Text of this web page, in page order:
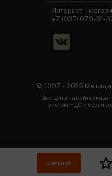
Каталог
© 1997 - 2025
Все цены на сайте
учетом НДС и без
Интернет -
+7 (937) 079-31-